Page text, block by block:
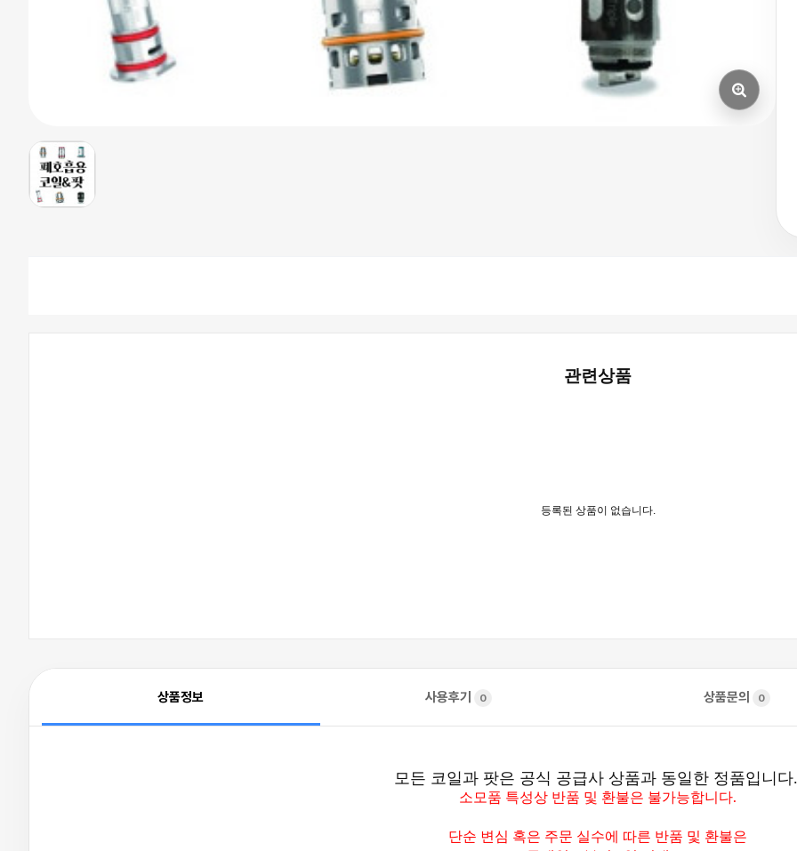
관련상품
등록된 상품이 없습니다.
상품정보 사용후기 0 상품문의 0
모든 코일과 팟은 공식 공급사 상품과 동일한 정품입니다.
소모품 특성상 반품 및 환불은 불가능합니다.
단순 변심 혹은 주문 실수에 따른 반품 및 환불은